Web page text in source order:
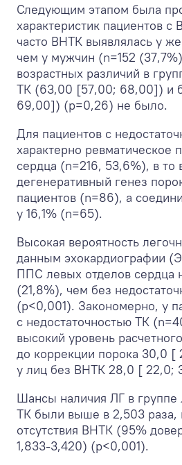
Следующим этапом была
характеристик пациентов
часто ВНТК выявлялась у
чем у мужчин (n=152
возрастных различий в
ТК (63,00 [57,00; 68,00]) и
69,00]) (p=0,26) не было.
Для пациентов с
характерно ревматическое
сердца (n=216, 53,6%), в то
дегенеративный генез
пациентов (n=86), а
у 16,1% (n=65).
Высокая вероятность
данным эхокардиографии
ППС левых отделов сердца
(21,8%), чем без
(p<0,001). Закономерно, у
с недостаточностью ТК
высокий уровень
до коррекции порока 30,0 [
у лиц без ВНТК 28,0 [ 22,0;
Шансы наличия ЛГ в группе
ТК были выше в 2,503 раза,
отсутствия ВНТК (95%
1,833-3,420) (p<0,001).